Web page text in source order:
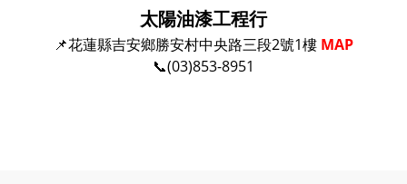
太陽油漆工程行
📌花蓮縣吉安鄉勝安村中央路三段2號1樓 MAP
📞(03)853-8951